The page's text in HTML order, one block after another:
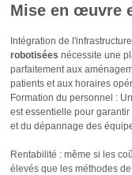
Mise en œuvre
Intégration de
robotisées nécessite une
parfaitement aux
patients et aux horaires
Formation du personnel :
est essentielle pour
et du dépannage des
Rentabilité : même si les
élevés que les méthodes